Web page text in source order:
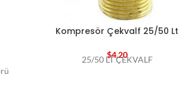
Kompresör Çekvalf 25/50 Lt
$4,20
25/50 LT ÇEKVALF